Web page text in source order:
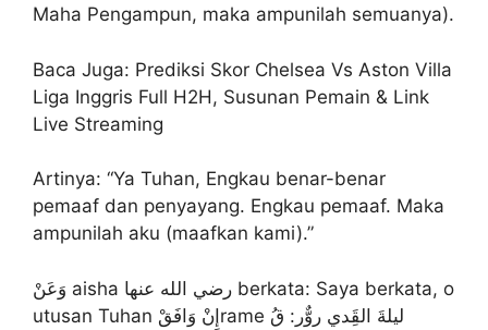
Maha Pengampun, maka ampunilah semuanya).
Baca Juga: Prediksi Skor Chelsea Vs Aston Villa
Liga Inggris Full H2H, Susunan Pemain & Link
Live Streaming
Artinya: “Ya Tuhan, Engkau benar-benar
pemaaf dan penyayang. Engkau pemaaf. Maka
ampunilah aku (maafkan kami).”
وَعَنْ aisha رضي الله عنها berkata: Saya berkata, o
utusan Tuhan إِنْ وَافَقْrame ليلةَ القَِدي روٌّر: قُ